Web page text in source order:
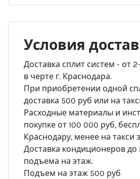
Условия
Доставка сплит систем - от
в черте г. Краснодара.
При приобретении одной
доставка 500 руб или на
Расходные материалы и
покупке от 100 000 руб,
Краснодару, менее на такси
Доставка кондиционеров до
подъема на этаж.
Подъем на этаж 500 руб